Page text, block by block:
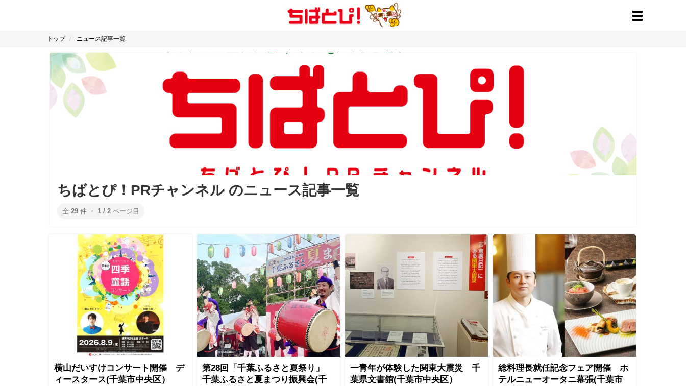
トップ ニュース記事一覧
ちばとぴ！PRチャンネル のニュース記事一覧
全 29 件 ・ 1 / 2 ページ目
横山だいすけコンサート開催 デ
ィースタース(千葉市中央区）
第28回「千葉ふるさと夏祭り」
千葉ふるさと夏まつり振興会(千
一青年が体験した関東大震災 千
葉県文書館(千葉市中央区）
総料理長就任記念フェア開催 ホ
テルニューオータニ幕張(千葉市